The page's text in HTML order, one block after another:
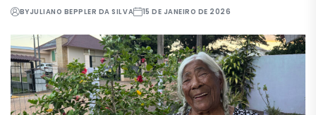
BYJULIANO BEPPLER DA SILVA 15 DE JANEIRO DE 2026